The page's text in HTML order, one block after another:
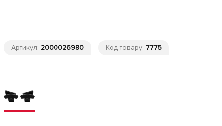
Артикул: 2000026980 Код товару: 7775